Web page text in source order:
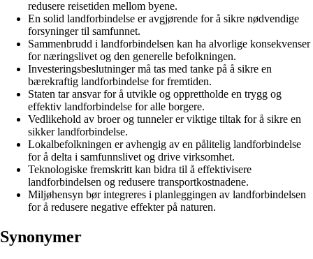
redusere reisetiden mellom byene.
En solid landforbindelse er avgjørende for å sikre nødvendige
forsyninger til samfunnet.
Sammenbrudd i landforbindelsen kan ha alvorlige konsekvenser
for næringslivet og den generelle befolkningen.
Investeringsbeslutninger må tas med tanke på å sikre en
bærekraftig landforbindelse for fremtiden.
Staten tar ansvar for å utvikle og opprettholde en trygg og
effektiv landforbindelse for alle borgere.
Vedlikehold av broer og tunneler er viktige tiltak for å sikre en
sikker landforbindelse.
Lokalbefolkningen er avhengig av en pålitelig landforbindelse
for å delta i samfunnslivet og drive virksomhet.
Teknologiske fremskritt kan bidra til å effektivisere
landforbindelsen og redusere transportkostnadene.
Miljøhensyn bør integreres i planleggingen av landforbindelsen
for å redusere negative effekter på naturen.
Synonymer